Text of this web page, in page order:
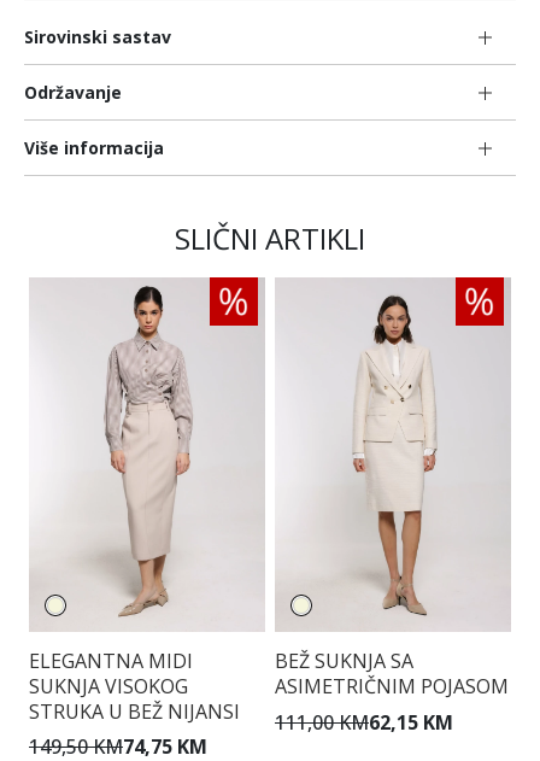
Sirovinski sastav
Održavanje
Više informacija
SLIČNI ARTIKLI
ELEGANTNA MIDI
SUKNJA VISOKOG
STRUKA U BEŽ NIJANSI
149,50 KM74,75 KM
BEŽ SUKNJA SA
ASIMETRIČNIM POJASOM
111,00 KM62,15 KM